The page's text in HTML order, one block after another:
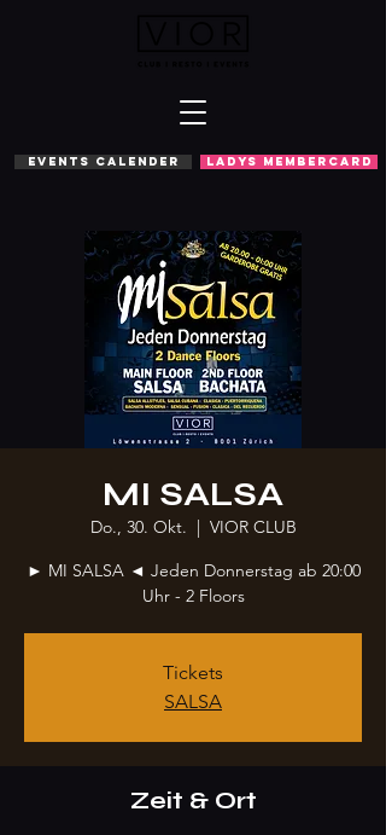
EVENTS CALENDER LADYS MEMBERCARD
MI SALSA
Do., 30. Okt.
  |
VIOR CLUB
► MI SALSA ◄ Jeden Donnerstag ab 20:00
Uhr - 2 Floors
Tickets
SALSA
Zeit & Ort